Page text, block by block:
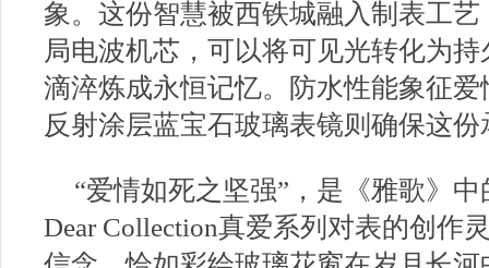
象。这份智慧被西铁城融入制表工
局电波机芯，可以将可见光转化为
滴淬炼成永恒记忆。防水性能象征
反射涂层蓝宝石玻璃表镜则确保这
“爱情如死之坚强”，是《雅歌》
Dear Collection真爱系列对表的创作